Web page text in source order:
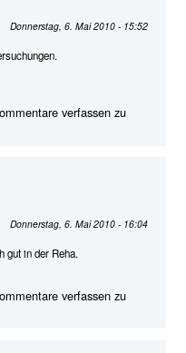
Donnerstag, 6. Mai 2010 - 15:52
verfassen zu
Donnerstag, 6. Mai 2010 - 16:04
gut in der Reha.
verfassen zu